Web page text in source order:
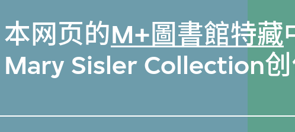
本网页的M+圖書館特藏
Mary Sisler Collection创